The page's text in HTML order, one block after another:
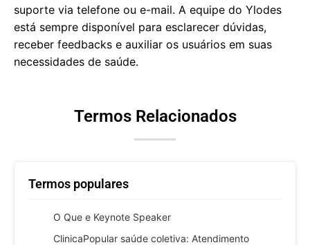
suporte via telefone ou e-mail. A equipe do Ylodes
está sempre disponível para esclarecer dúvidas,
receber feedbacks e auxiliar os usuários em suas
necessidades de saúde.
Termos Relacionados
Termos populares
O Que e Keynote Speaker
ClinicaPopular saúde coletiva: Atendimento